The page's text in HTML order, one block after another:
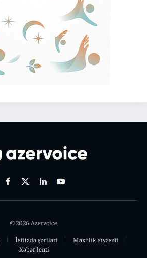
Facebook
X
LinkedinYoutube
© 2026 Azervoice.
İstifadə şərtləri
Məxfilik siyasəti
Xəbər lenti